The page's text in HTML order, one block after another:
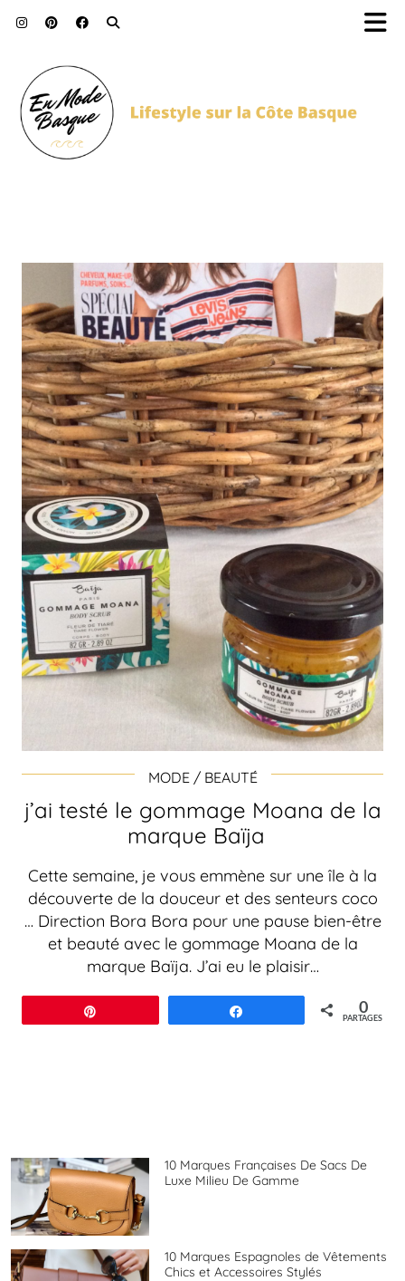
MODE / BEAUTÉ
j’ai testé le gommage Moana de la
marque Baïja
Cette semaine, je vous emmène sur une île à la
découverte de la douceur et des senteurs coco
… Direction Bora Bora pour une pause bien-être
et beauté avec le gommage Moana de la
marque Baïja. J’ai eu le plaisir…
0
PARTAGES
10 Marques Françaises De Sacs De
Luxe Milieu De Gamme
10 Marques Espagnoles de Vêtements
Chics et Accessoires Stylés